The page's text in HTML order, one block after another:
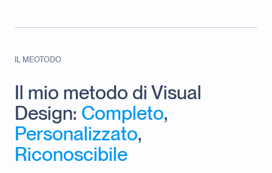
IL MEOTODO
Il mio metodo di Visual
Design: Completo,
Personalizzato,
Riconoscibile